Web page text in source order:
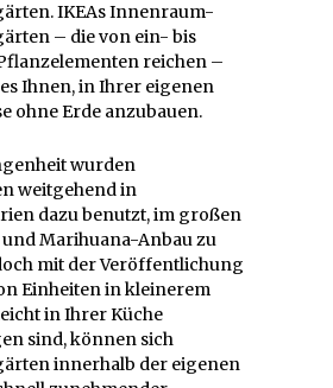
IKEAs Innenraum-
– die von ein- bis
reichen –
Ihnen, in Ihrer eigenen
ohne Erde anzubauen.
wurden
weitgehend in
dazu benutzt, im großen
Marihuana-Anbau zu
mit der Veröffentlichung
Einheiten in kleinerem
in Ihrer Küche
sind, können sich
innerhalb der eigenen